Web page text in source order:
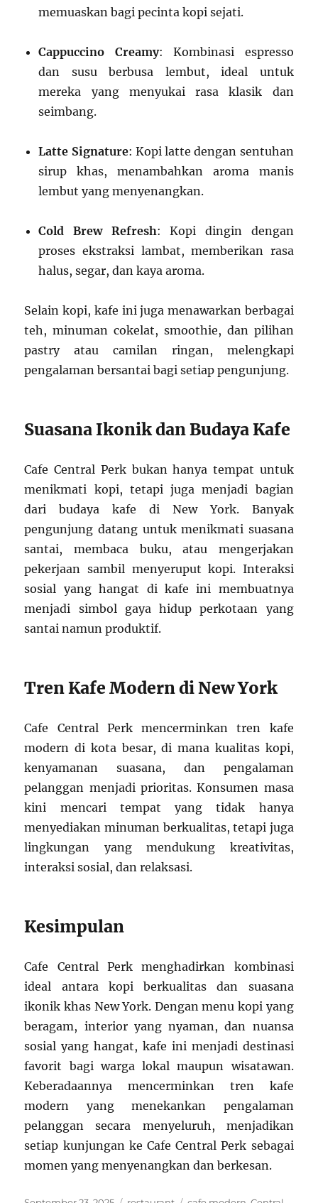
memuaskan bagi pecinta kopi sejati.
Cappuccino Creamy: Kombinasi espresso
dan susu berbusa lembut, ideal untuk
mereka yang menyukai rasa klasik dan
seimbang.
Latte Signature: Kopi latte dengan sentuhan
sirup khas, menambahkan aroma manis
lembut yang menyenangkan.
Cold Brew Refresh: Kopi dingin dengan
proses ekstraksi lambat, memberikan rasa
halus, segar, dan kaya aroma.
Selain kopi, kafe ini juga menawarkan berbagai
teh, minuman cokelat, smoothie, dan pilihan
pastry atau camilan ringan, melengkapi
pengalaman bersantai bagi setiap pengunjung.
Suasana Ikonik dan Budaya Kafe
Cafe Central Perk bukan hanya tempat untuk
menikmati kopi, tetapi juga menjadi bagian
dari budaya kafe di New York. Banyak
pengunjung datang untuk menikmati suasana
santai, membaca buku, atau mengerjakan
pekerjaan sambil menyeruput kopi. Interaksi
sosial yang hangat di kafe ini membuatnya
menjadi simbol gaya hidup perkotaan yang
santai namun produktif.
Tren Kafe Modern di New York
Cafe Central Perk mencerminkan tren kafe
modern di kota besar, di mana kualitas kopi,
kenyamanan suasana, dan pengalaman
pelanggan menjadi prioritas. Konsumen masa
kini mencari tempat yang tidak hanya
menyediakan minuman berkualitas, tetapi juga
lingkungan yang mendukung kreativitas,
interaksi sosial, dan relaksasi.
Kesimpulan
Cafe Central Perk menghadirkan kombinasi
ideal antara kopi berkualitas dan suasana
ikonik khas New York. Dengan menu kopi yang
beragam, interior yang nyaman, dan nuansa
sosial yang hangat, kafe ini menjadi destinasi
favorit bagi warga lokal maupun wisatawan.
Keberadaannya mencerminkan tren kafe
modern yang menekankan pengalaman
pelanggan secara menyeluruh, menjadikan
setiap kunjungan ke Cafe Central Perk sebagai
momen yang menyenangkan dan berkesan.